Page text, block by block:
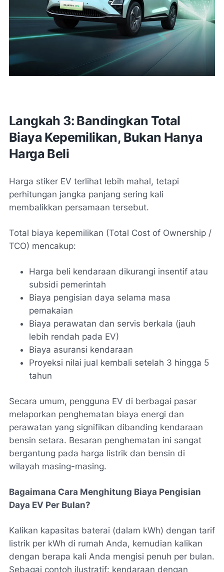
Langkah 3: Bandingkan Total
Biaya Kepemilikan, Bukan Hanya
Harga Beli
Harga stiker EV terlihat lebih mahal, tetapi
perhitungan jangka panjang sering kali
membalikkan persamaan tersebut.
Total biaya kepemilikan (Total Cost of Ownership /
TCO) mencakup:
Harga beli kendaraan dikurangi insentif atau
subsidi pemerintah
Biaya pengisian daya selama masa
pemakaian
Biaya perawatan dan servis berkala (jauh
lebih rendah pada EV)
Biaya asuransi kendaraan
Proyeksi nilai jual kembali setelah 3 hingga 5
tahun
Secara umum, pengguna EV di berbagai pasar
melaporkan penghematan biaya energi dan
perawatan yang signifikan dibanding kendaraan
bensin setara. Besaran penghematan ini sangat
bergantung pada harga listrik dan bensin di
wilayah masing-masing.
Bagaimana Cara Menghitung Biaya Pengisian
Daya EV Per Bulan?
Kalikan kapasitas baterai (dalam kWh) dengan tarif
listrik per kWh di rumah Anda, kemudian kalikan
dengan berapa kali Anda mengisi penuh per bulan.
Sebagai contoh ilustratif: kendaraan dengan